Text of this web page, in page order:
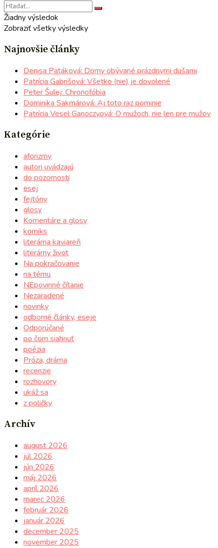
Žiadny výsledok
Zobraziť všetky výsledky
Najnovšie články
Denisa Patáková: Domy obývané prázdnymi dušami
Patrícia Gabrišová: Všetko (nie) je dovolené
Peter Šulej: Chronofóbia
Dominika Sakmárová: Aj toto raz pominie
Patrícia Vesel Ganoczyová: O mužoch, nie len pre mužov
Kategórie
aforizmy
autori uvádzajú
do pozornosti
esej
fejtóny
glosy
Komentáre a glosy
komiks
literárna kaviareň
literárny život
Na pokračovanie
na tému
NEpovinné čítanie
Nezaradené
novinky
odborné články, eseje
Odporúčané
po čom siahnuť
poézia
Próza, dráma
recenzie
rozhovory
ukáž sa
z poličky
Archív
august 2026
júl 2026
jún 2026
máj 2026
apríl 2026
marec 2026
február 2026
január 2026
december 2025
november 2025